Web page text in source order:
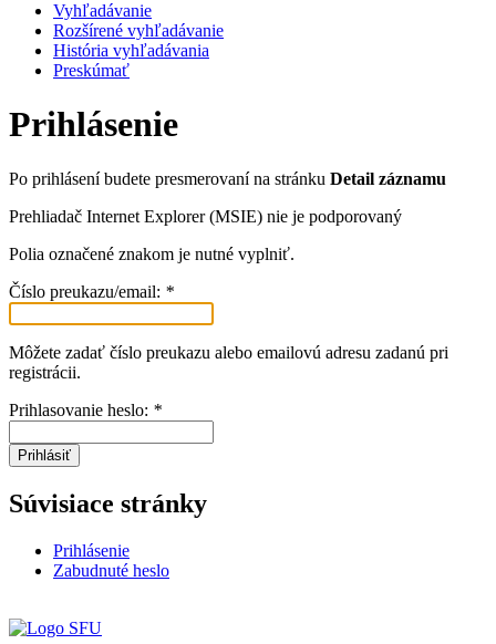
Vyhľadávanie
Rozšírené vyhľadávanie
História vyhľadávania
Preskúmať
Prihlásenie
Po prihlásení budete presmerovaní na stránku Detail záznamu
Prehliadač Internet Explorer (MSIE) nie je podporovaný
Polia označené znakom je nutné vyplniť.
Číslo preukazu/email: *
Môžete zadať číslo preukazu alebo emailovú adresu zadanú pri
registrácii.
Prihlasovanie heslo: *
Prihlásiť
Súvisiace stránky
Prihlásenie
Zabudnuté heslo